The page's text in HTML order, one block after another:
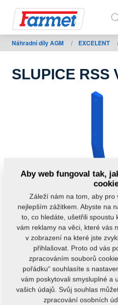
Zpět
na
stažení
Náhradní díly AGM / EXCELENT /
SLUPICE RSS
Kód produktu: 8000540-
Aby web fungoval tak,
Záleží nám na tom, aby pro
nejlepším zážitkem. Abyste na
to, co hledáte, ušetřili spoustu
vám reklamy na věci, které vás
v zobrazení na které jste
přihlašovat. Proto od vás
zpracováním souborů
pořádku“ souhlasíte s
vám poskytovali smysluplné a
vašich údajů. Svůj souhlas
zpracování osobních